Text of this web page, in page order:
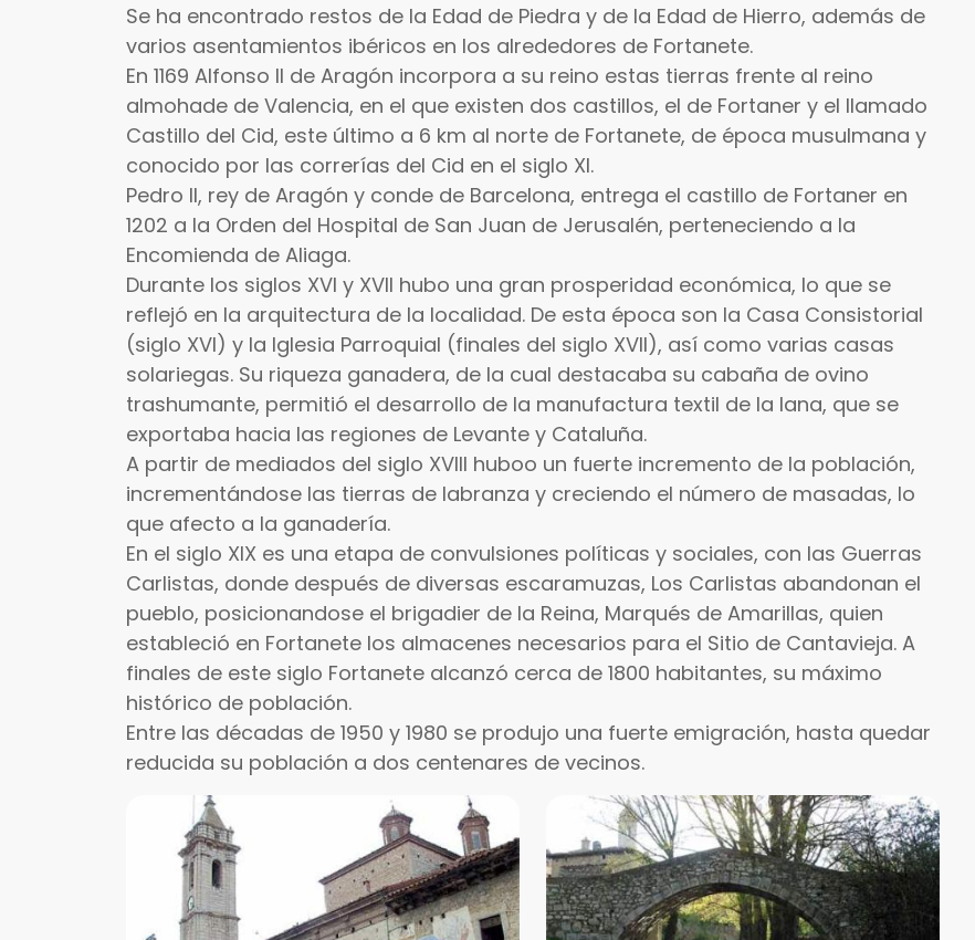
Se ha encontrado restos de la Edad de Piedra y de la Edad de Hierro, además de
varios asentamientos ibéricos en los alrededores de Fortanete.
En 1169 Alfonso II de Aragón incorpora a su reino estas tierras frente al reino
almohade de Valencia, en el que existen dos castillos, el de Fortaner y el llamado
Castillo del Cid, este último a 6 km al norte de Fortanete, de época musulmana y
conocido por las correrías del Cid en el siglo XI.
Pedro II, rey de Aragón y conde de Barcelona, entrega el castillo de Fortaner en
1202 a la Orden del Hospital de San Juan de Jerusalén, perteneciendo a la
Encomienda de Aliaga.
Durante los siglos XVI y XVII hubo una gran prosperidad económica, lo que se
reflejó en la arquitectura de la localidad. De esta época son la Casa Consistorial
(siglo XVI) y la Iglesia Parroquial (finales del siglo XVII), así como varias casas
solariegas. Su riqueza ganadera, de la cual destacaba su cabaña de ovino
trashumante, permitió el desarrollo de la manufactura textil de la lana, que se
exportaba hacia las regiones de Levante y Cataluña.
A partir de mediados del siglo XVIII huboo un fuerte incremento de la población,
incrementándose las tierras de labranza y creciendo el número de masadas, lo
que afecto a la ganadería.
En el siglo XIX es una etapa de convulsiones políticas y sociales, con las Guerras
Carlistas, donde después de diversas escaramuzas, Los Carlistas abandonan el
pueblo, posicionandose el brigadier de la Reina, Marqués de Amarillas, quien
estableció en Fortanete los almacenes necesarios para el Sitio de Cantavieja. A
finales de este siglo Fortanete alcanzó cerca de 1800 habitantes, su máximo
histórico de población.
Entre las décadas de 1950 y 1980 se produjo una fuerte emigración, hasta quedar
reducida su población a dos centenares de vecinos.